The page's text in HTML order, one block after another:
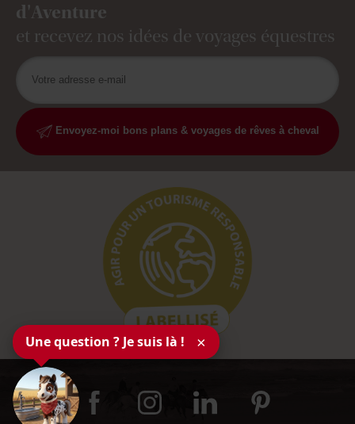
d'Aventure
et recevez nos idées de voyages équestres
Envoyez-moi bons plans & voyages de rêves à cheval
Une question ? Je suis là ! ×